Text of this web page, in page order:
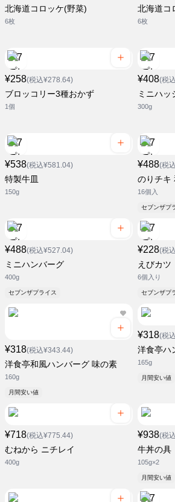
北海道コロッケ(野菜)
6枚
北海道コ
6枚
¥258(税込¥278.64)
ブロッコリー3種おかず
1個
¥408(税
ミニハッ
300g
¥538(税込¥581.04)
特製牛皿
150g
¥488(税
のりチキ
16個入
セブンザプ
¥488(税込¥527.04)
ミニハンバーグ
400g
セブンザプライス
¥228(税
えびカツ
6個入り
セブンザプ
¥318(税込¥343.44)
洋食亭和風ハンバーグ 味の素
160g
月間安い値
¥318(税
洋食亭ハ
165g
月間安い値
¥718(税込¥775.44)
むねから ニチレイ
400g
¥938(税
牛丼の具
105g×2
月間安い値